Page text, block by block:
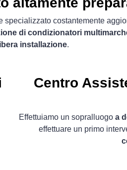
specializzato costantemente
di condizionatori
installazione.
Centro
Effettuiamo un sopralluogo a
effettuare un primo